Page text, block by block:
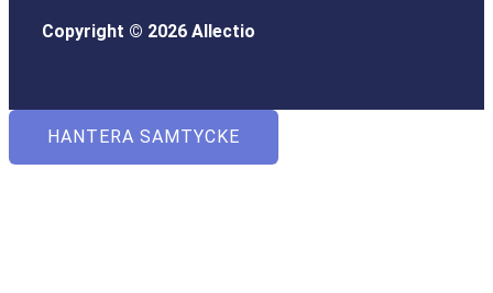
Copyright © 2026 Allectio
HANTERA SAMTYCKE